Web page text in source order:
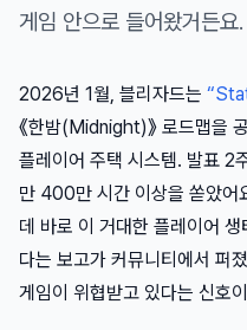
게임 안으로 들어왔거든
2026년 1월, 블리자드는
《한밤(Midnight)》 로드맵을
플레이어 주택 시스템. 발표 2
만 400만 시간 이상을 쏟았어
데 바로 이 거대한 플레이어
다는 보고가 커뮤니티에서 퍼
게임이 위협받고 있다는 신호